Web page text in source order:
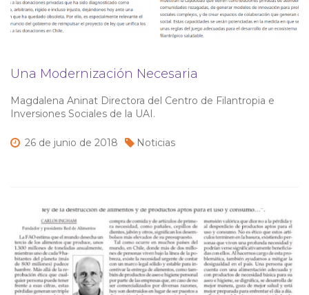
Una Modernización Necesaria
Magdalena Aninat Directora del Centro de Filantropia e
Inversiones Sociales de la UAI.
26 de junio de 2018 Noticias